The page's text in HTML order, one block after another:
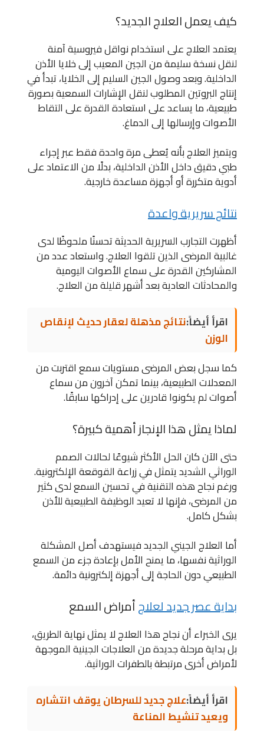
كيف يعمل العلاج الجديد؟
يعتمد العلاج على استخدام نواقل فيروسية آمنة
لنقل نسخة سليمة من الجين المعيب إلى خلايا الأذن
الداخلية. وبعد وصول الجين السليم إلى الخلايا، تبدأ في
إنتاج البروتين المطلوب لنقل الإشارات السمعية بصورة
طبيعية، ما يساعد على استعادة القدرة على التقاط
الأصوات وإرسالها إلى الدماغ.
ويتميز العلاج بأنه يُعطى مرة واحدة فقط عبر إجراء
طبي دقيق داخل الأذن الداخلية، بدلًا من الاعتماد على
أدوية متكررة أو أجهزة مساعدة خارجية.
نتائج سريرية واعدة
أظهرت التجارب السريرية الحديثة تحسنًا ملحوظًا لدى
غالبية المرضى الذين تلقوا العلاج. واستعاد عدد من
المشاركين القدرة على سماع الأصوات اليومية
والمحادثات العادية بعد أشهر قليلة من العلاج.
اقرأ أيضاً:نتائج مذهلة لعقار حديث لإنقاص
الوزن
كما سجل بعض المرضى مستويات سمع اقتربت من
المعدلات الطبيعية، بينما تمكن آخرون من سماع
أصوات لم يكونوا قادرين على إدراكها سابقًا.
لماذا يمثل هذا الإنجاز أهمية كبيرة؟
حتى الآن كان الحل الأكثر شيوعًا لحالات الصمم
الوراثي الشديد يتمثل في زراعة القوقعة الإلكترونية.
ورغم نجاح هذه التقنية في تحسين السمع لدى كثير
من المرضى، فإنها لا تعيد الوظيفة الطبيعية للأذن
بشكل كامل.
أما العلاج الجيني الجديد فيستهدف أصل المشكلة
الوراثية نفسها، ما يمنح الأمل بإعادة جزء من السمع
الطبيعي دون الحاجة إلى أجهزة إلكترونية دائمة.
بداية عصر جديد لعلاجأمراض السمع
يرى الخبراء أن نجاح هذا العلاج لا يمثل نهاية الطريق،
بل بداية مرحلة جديدة من العلاجات الجينية الموجهة
لأمراض أخرى مرتبطة بالطفرات الوراثية.
اقرأ أيضاً:علاج جديد للسرطان يوقف انتشاره
ويعيد تنشيط المناعة